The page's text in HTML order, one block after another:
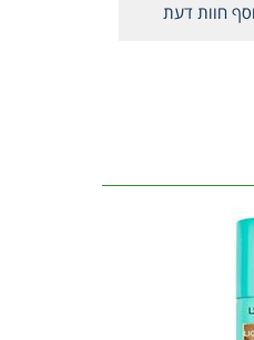
חוות דעת